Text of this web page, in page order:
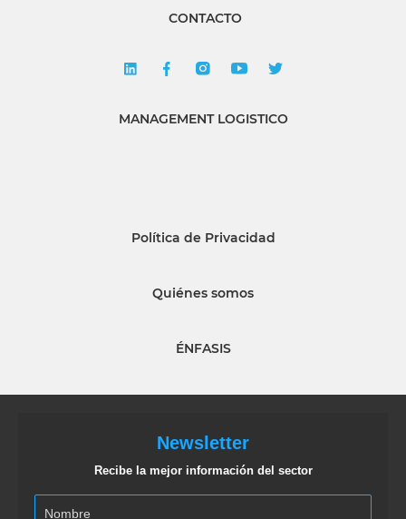
CONTACTO
MANAGEMENT LOGISTICO
Política de Privacidad
Quiénes somos
ÉNFASIS
Newsletter
Recibe la mejor información del sector